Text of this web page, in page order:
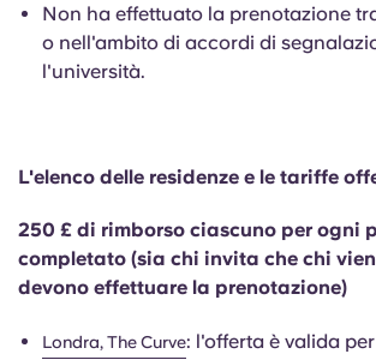
Non ha effettuato la prenotazione
o nell'ambito di accordi di
l'università.
L'elenco delle residenze e le tariffe
250 £ di rimborso ciascuno per ogni
completato (sia chi invita che chi
devono effettuare la prenotazione)
Londra, The Curve: l'offerta è valida